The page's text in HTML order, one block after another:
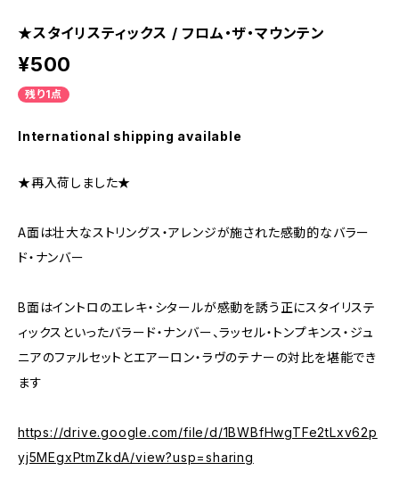
★スタイリスティックス / フロム・ザ・マウンテン
¥500
残り1点
International shipping available
★再入荷しました★
A面は壮大なストリングス・アレンジが施された感動的なバラー
ド・ナンバー
B面はイントロのエレキ・シタールが感動を誘う正にスタイリステ
ィックスといったバラード・ナンバー、ラッセル・トンプキンス・ジュ
ニアのファルセットとエアーロン・ラヴのテナーの対比を堪能でき
ます
https://drive.google.com/file/d/1BWBfHwgTFe2tLxv62p
yj5MEgxPtmZkdA/view?usp=sharing